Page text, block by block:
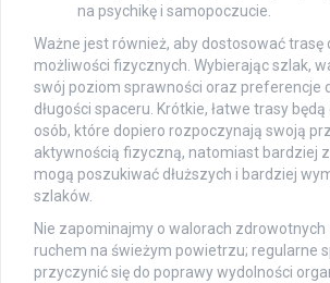
na psychikę i samopoczucie.
Ważne jest również, aby dostosować trasę
możliwości fizycznych. Wybierając szlak,
swój poziom sprawności oraz preferencje
długości spaceru. Krótkie, łatwe trasy
osób, które dopiero rozpoczynają swoją
aktywnością fizyczną, natomiast bardziej
mogą poszukiwać dłuższych i bardziej
szlaków.
Nie zapominajmy o walorach
ruchem na świeżym powietrzu; regularne
przyczynić się do poprawy wydolności